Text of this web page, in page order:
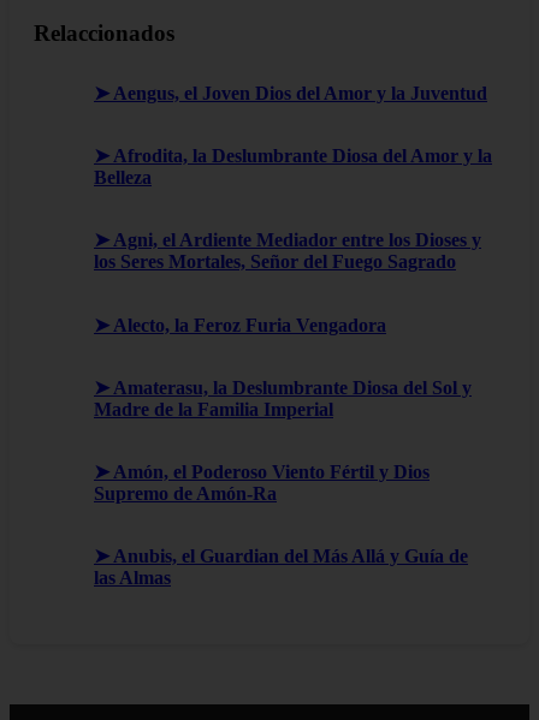
Relaccionados
➤ Aengus, el Joven Dios del Amor y la Juventud
➤ Afrodita, la Deslumbrante Diosa del Amor y la
Belleza
➤ Agni, el Ardiente Mediador entre los Dioses y
los Seres Mortales, Señor del Fuego Sagrado
➤ Alecto, la Feroz Furia Vengadora
➤ Amaterasu, la Deslumbrante Diosa del Sol y
Madre de la Familia Imperial
➤ Amón, el Poderoso Viento Fértil y Dios
Supremo de Amón-Ra
➤ Anubis, el Guardian del Más Allá y Guía de
las Almas